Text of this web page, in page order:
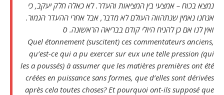
נמצא בכוח – אמצעי בין המציאות והעדר. לא כאלה חלק יעקב, כי
אנחנו נאמין שנתהווה העולם לא מדבר, אבל אחרי ההעדר הגמור.
ואין לנו אם כן להניח היולי קודם בבריאה הראשונה. ס
Quel étonnement (suscitent) ces commentateurs anciens,
qu’est-ce qui a pu exercer sur eux une telle pression (qui
les a poussés) à assumer que les matières premières ont été
créées en puissance sans formes, que d’elles sont dérivées
après cela toutes choses? Et pourquoi ont-ils supposé que